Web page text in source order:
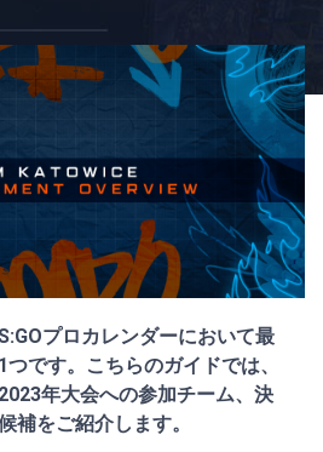
プロカレンダーにおいて最
です。こちらのガイドでは、
年大会への参加チーム、決
補をご紹介します。